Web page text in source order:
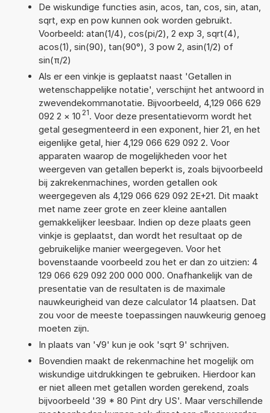
De wiskundige functies asin, acos, tan, cos, sin, atan,
sqrt, exp en pow kunnen ook worden gebruikt.
Voorbeeld: atan(1/4), cos(pi/2), 2 exp 3, sqrt(4),
acos(1), sin(90), tan(90°), 3 pow 2, asin(1/2) of
sin(π/2)
Als er een vinkje is geplaatst naast 'Getallen in
wetenschappelijke notatie', verschijnt het antwoord in
zwevendekommanotatie. Bijvoorbeeld, 4,129 066 629
092 2 × 10 21. Voor deze presentatievorm wordt het
getal gesegmenteerd in een exponent, hier 21, en het
eigenlijke getal, hier 4,129 066 629 092 2. Voor
apparaten waarop de mogelijkheden voor het
weergeven van getallen beperkt is, zoals bijvoorbeeld
bij zakrekenmachines, worden getallen ook
weergegeven als 4,129 066 629 092 2E+21. Dit maakt
met name zeer grote en zeer kleine aantallen
gemakkelijker leesbaar. Indien op deze plaats geen
vinkje is geplaatst, dan wordt het resultaat op de
gebruikelijke manier weergegeven. Voor het
bovenstaande voorbeeld zou het er dan zo uitzien: 4
129 066 629 092 200 000 000. Onafhankelijk van de
presentatie van de resultaten is de maximale
nauwkeurigheid van deze calculator 14 plaatsen. Dat
zou voor de meeste toepassingen nauwkeurig genoeg
moeten zijn.
In plaats van '√9' kun je ook 'sqrt 9' schrijven.
Bovendien maakt de rekenmachine het mogelijk om
wiskundige uitdrukkingen te gebruiken. Hierdoor kan
er niet alleen met getallen worden gerekend, zoals
bijvoorbeeld '39 * 80 Pint dry US'. Maar verschillende